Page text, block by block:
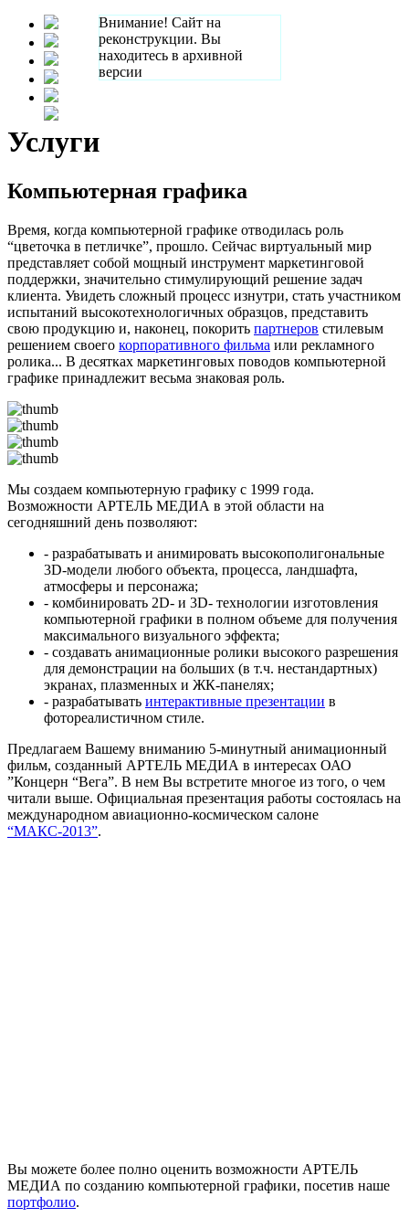
Внимание! Сайт на
реконструкции. Вы
находитесь в архивной
версии
Услуги
Компьютерная графика
Время, когда компьютерной графике отводилась роль
“цветочка в петличке”, прошло. Сейчас виртуальный мир
представляет собой мощный инструмент маркетинговой
поддержки, значительно стимулирующий решение задач
клиента. Увидеть сложный процесс изнутри, стать участником
испытаний высокотехнологичных образцов, представить
свою продукцию и, наконец, покорить партнеров стилевым
решением своего корпоративного фильма или рекламного
ролика... В десятках маркетинговых поводов компьютерной
графике принадлежит весьма знаковая роль.
Мы создаем компьютерную графику с 1999 года.
Возможности АРТЕЛЬ МЕДИА в этой области на
сегодняшний день позволяют:
- разрабатывать и анимировать высокополигональные
3D-модели любого объекта, процесса, ландшафта,
атмосферы и персонажа;
- комбинировать 2D- и 3D- технологии изготовления
компьютерной графики в полном объеме для получения
максимального визуального эффекта;
- создавать анимационные ролики высокого разрешения
для демонстрации на больших (в т.ч. нестандартных)
экранах, плазменных и ЖК-панелях;
- разрабатывать интерактивные презентации в
фотореалистичном стиле.
Предлагаем Вашему вниманию 5-минутный анимационный
фильм, созданный АРТЕЛЬ МЕДИА в интересах ОАО
”Концерн “Вега”. В нем Вы встретите многое из того, о чем
читали выше. Официальная презентация работы состоялась на
международном авиационно-космическом салоне
“МАКС-2013”.
Вы можете более полно оценить возможности АРТЕЛЬ
МЕДИА по созданию компьютерной графики, посетив наше
портфолио.